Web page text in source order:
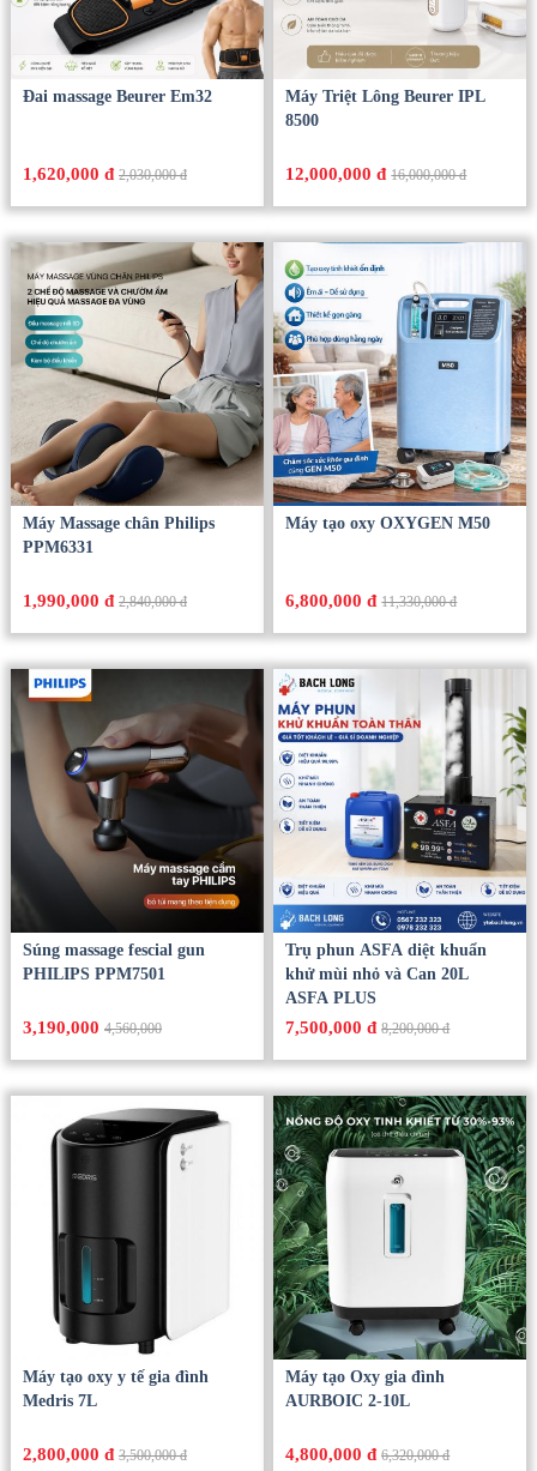
Đai massage Beurer Em32
1,620,000 đ 2,030,000 đ
Máy Triệt Lông Beurer IPL
8500
12,000,000 đ 16,000,000 đ
Máy Massage chân Philips
PPM6331
1,990,000 đ 2,840,000 đ
Máy tạo oxy OXYGEN M50
6,800,000 đ 11,330,000 đ
Súng massage fescial gun
PHILIPS PPM7501
3,190,0004,560,000
Trụ phun ASFA diệt khuẩn
khử mùi nhỏ và Can 20L
ASFA PLUS
7,500,000 đ 8,200,000 đ
Máy tạo oxy y tế gia đình
Medris 7L
2,800,000 đ 3,500,000 đ
Máy tạo Oxy gia đình
AURBOIC 2-10L
4,800,000 đ 6,320,000 đ